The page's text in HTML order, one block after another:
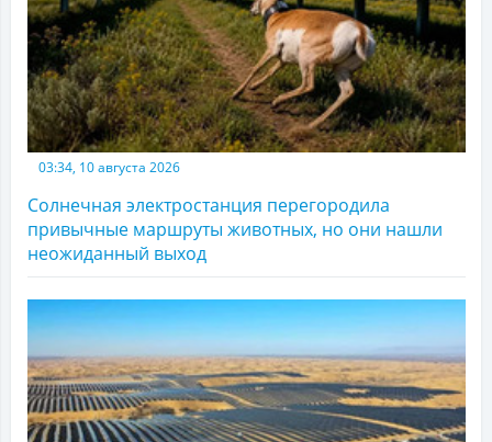
03:34, 10 августа 2026
Солнечная электростанция перегородила
привычные маршруты животных, но они нашли
неожиданный выход